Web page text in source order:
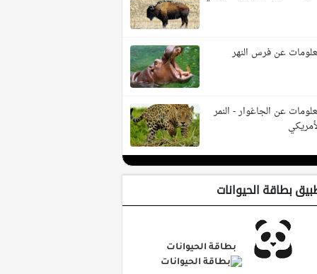
عن فرس النهر
عن الجاغوار - النمر
بطاقة الحيوانات
بطاقة الحيوانات